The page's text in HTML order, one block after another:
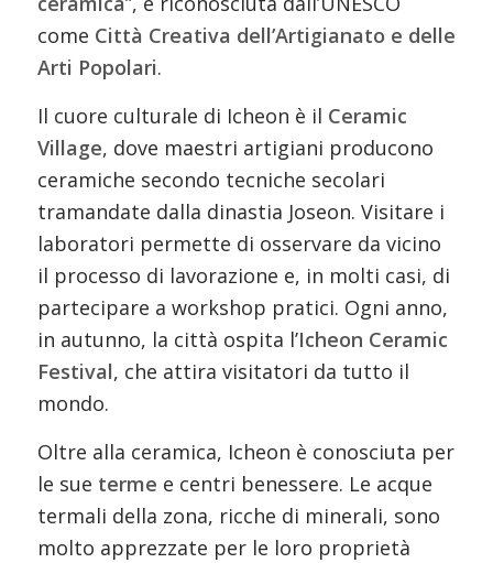
come Città Creativa dell’Artigianato e delle
Arti Popolari.
Il cuore culturale di Icheon è il Ceramic
Village, dove maestri artigiani producono
ceramiche secondo tecniche secolari
tramandate dalla dinastia Joseon. Visitare i
laboratori permette di osservare da vicino
il processo di lavorazione e, in molti casi, di
partecipare a workshop pratici. Ogni anno,
in autunno, la città ospita l’Icheon Ceramic
Festival, che attira visitatori da tutto il
mondo.
Oltre alla ceramica, Icheon è conosciuta per
le sue terme e centri benessere. Le acque
termali della zona, ricche di minerali, sono
molto apprezzate per le loro proprietà